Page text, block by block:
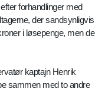
forhandlinger med
der sandsynligvis
i løsepenge, men de
kaptajn Henrik
sammen med to andre